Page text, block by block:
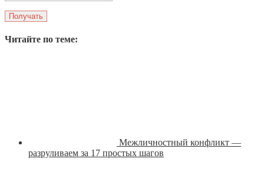
Читайте по теме:
Межличностный конфликт —
разруливаем за 17 простых шагов